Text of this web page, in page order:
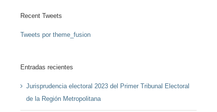
Recent Tweets
Tweets por theme_fusion
Entradas recientes
Jurisprudencia electoral 2023 del Primer Tribunal Electoral
de la Región Metropolitana